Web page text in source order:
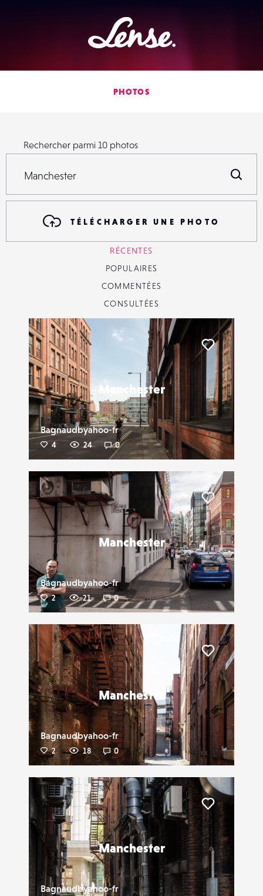
Lense
PHOTOS
Rechercher parmi 10 photos
TÉLÉCHARGER UNE PHOTO
RÉCENTES
POPULAIRES
COMMENTÉES
CONSULTÉES
Manchester
Bagnaudbyahoo-fr
4 24 0
Liker
Manchester
Bagnaudbyahoo-fr
2 21 0
Liker
Manchester
Bagnaudbyahoo-fr
2 18 0
Liker
Manchester
Bagnaudbyahoo-fr